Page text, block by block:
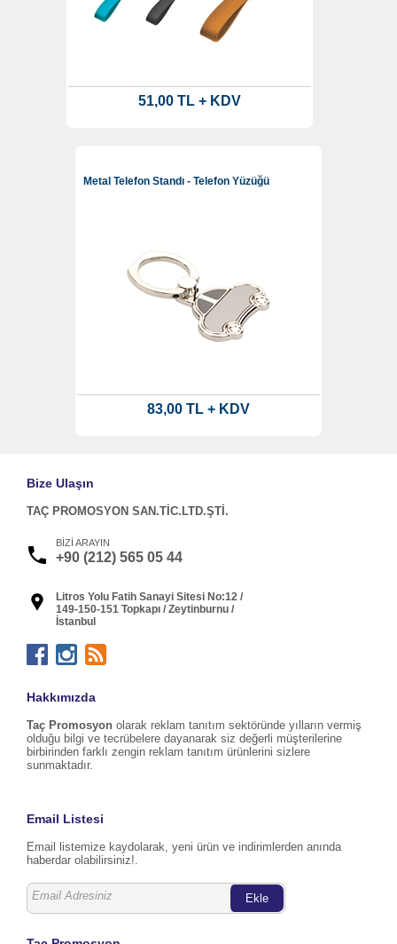
51,00 TL + KDV
Metal Telefon Standı - Telefon Yüzüğü
83,00 TL + KDV
Bize Ulaşın
TAÇ PROMOSYON SAN.TİC.LTD.ŞTİ.
BİZİ ARAYIN
+90 (212) 565 05 44
Litros Yolu Fatih Sanayi Sitesi No:12 /
149-150-151 Topkapı / Zeytinburnu /
İstanbul
Hakkımızda
Taç Promosyon olarak reklam tanıtım sektöründe yılların vermiş
olduğu bilgi ve tecrübelere dayanarak siz değerli müşterilerine
birbirinden farklı zengin reklam tanıtım ürünlerini sizlere
sunmaktadır.
Email Listesi
Email listemize kaydolarak, yeni ürün ve indirimlerden anında
haberdar olabilirsiniz!.
Ekle